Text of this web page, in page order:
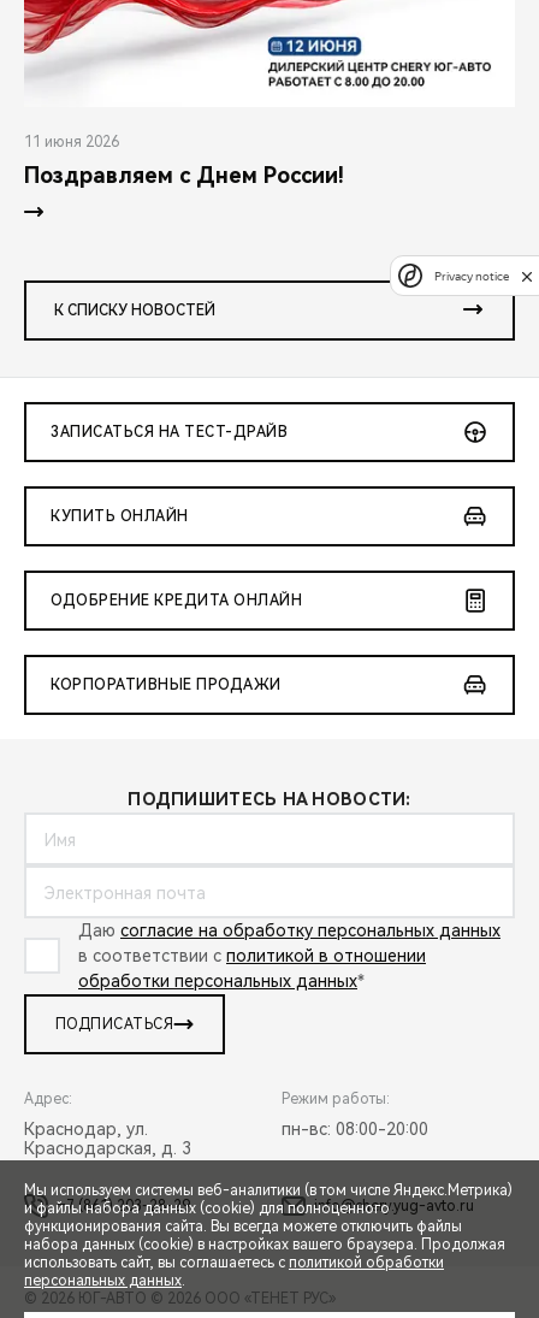
СПЕЦПРЕДЛОЖЕНИЯ
ЗАПИСЬ НА ТЕСТ-ДРАЙВ
11 июня 2026
Поздравляем с Днем России!
К СПИСКУ НОВОСТЕЙ
ЗАПИСАТЬСЯ НА ТЕСТ-ДРАЙВ
КУПИТЬ ОНЛАЙН
ОДОБРЕНИЕ КРЕДИТА ОНЛАЙН
КОРПОРАТИВНЫЕ ПРОДАЖИ
ПОДПИШИТЕСЬ НА НОВОСТИ:
Даю согласие на обработку персональных данных
в соответствии с политикой в отношении
обработки персональных данных*
ПОДПИСАТЬСЯ
Адрес:
Краснодар, ул.
Краснодарская, д. 3
Режим работы:
пн-вс: 08:00-20:00
+7 (861) 203-28-29 info@chery.yug-avto.ru
© 2026 ЮГ-АВТО © 2026 ООО «ТЕНЕТ РУС»
Мы используем системы веб-аналитики (в том числе Яндекс.Метрика)
и файлы набора данных (cookie) для полноценного
функционирования сайта. Вы всегда можете отключить файлы
набора данных (cookie) в настройках вашего браузера. Продолжая
использовать сайт, вы соглашаетесь с политикой обработки
персональных данных.
Privacy notice